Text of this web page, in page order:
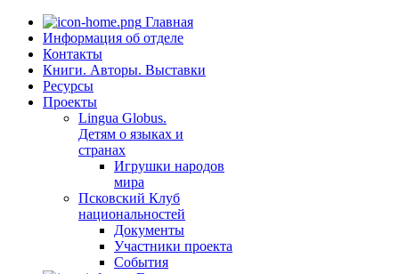
Главная
Информация об отделе
Контакты
Книги. Авторы. Выставки
Ресурсы
Проекты
Lingua Globus.
Детям о языках и
странах
Игрушки народов
мира
Псковский Клуб
национальностей
Документы
Участники проекта
События